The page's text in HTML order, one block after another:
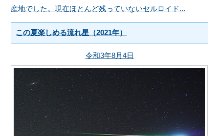
産地でした。現在ほとんど残っていないセルロイド...
この夏楽しめる流れ星（2021年）
令和3年8月4日